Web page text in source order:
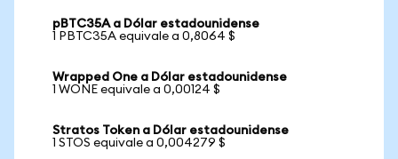
pBTC35A a Dólar estadounidense
1 PBTC35A equivale a 0,8064 $
Wrapped One a Dólar estadounidense
1 WONE equivale a 0,00124 $
Stratos Token a Dólar estadounidense
1 STOS equivale a 0,004279 $